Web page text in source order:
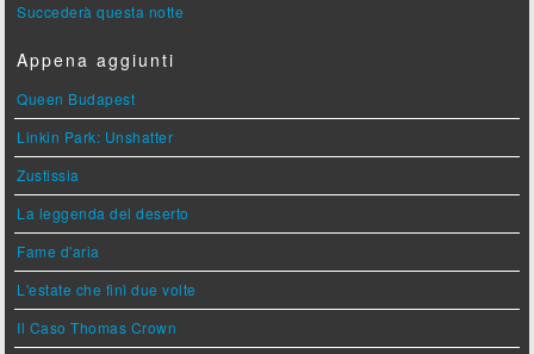
Succederà questa notte
Appena aggiunti
Queen Budapest
Linkin Park: Unshatter
Zustissia
La leggenda del deserto
Fame d'aria
L'estate che finì due volte
Il Caso Thomas Crown